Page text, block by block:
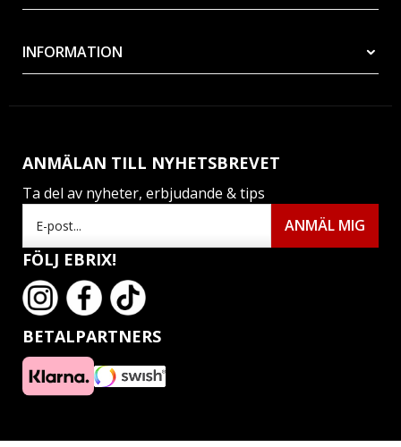
INFORMATION
ANMÄLAN TILL NYHETSBREVET
Ta del av nyheter, erbjudande & tips
FÖLJ EBRIX!
BETALPARTNERS